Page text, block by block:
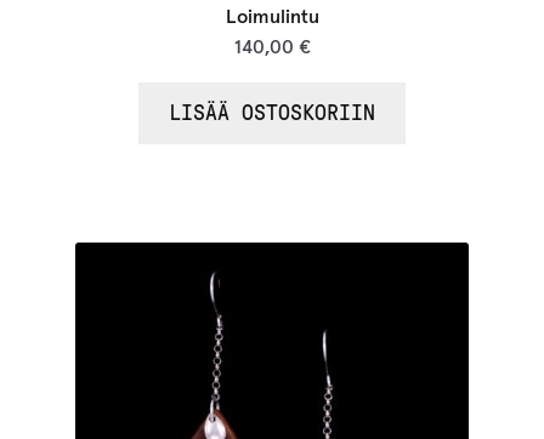
Loimulintu
140,00 €
LISÄÄ OSTOSKORIIN